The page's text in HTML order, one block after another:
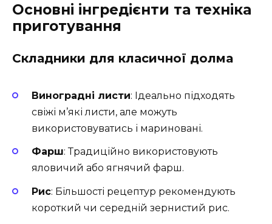
Основні інгредієнти та техніка
приготування
Складники для класичної долма
Виноградні листи: Ідеально підходять
свіжі м’які листи, але можуть
використовуватись і мариновані.
Фарш: Традиційно використовують
яловичий або ягнячий фарш.
Рис: Більшості рецептур рекомендують
короткий чи середній зернистий рис.